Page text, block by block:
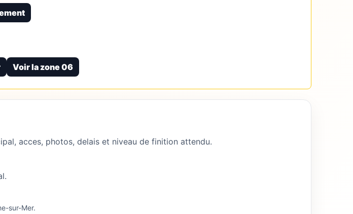
Voir la zone 06
acces, photos, delais et niveau de finition attendu.
sur-Mer.